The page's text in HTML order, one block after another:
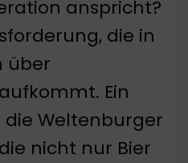
anspricht?
die in
über
Ein
die Weltenburger
nicht nur Bier